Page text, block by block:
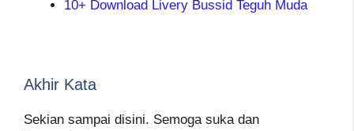
10+ Download Livery Bussid Teguh Muda
Akhir Kata
Sekian sampai disini. Semoga suka dan